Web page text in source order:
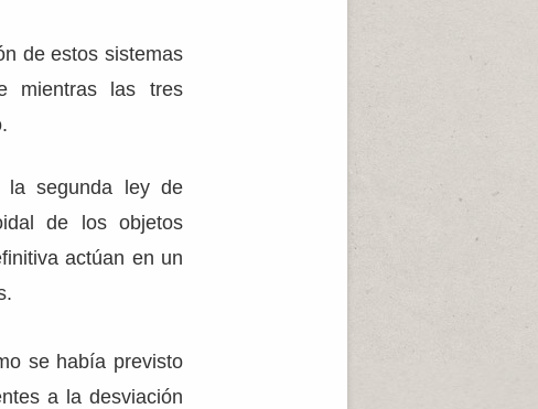
de estos sistemas
mientras las tres
la segunda ley de
de los objetos
actúan en un
se había previsto
a la desviación